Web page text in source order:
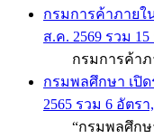
กรมการค้าภายใ
ส.ค. 2569 รวม 15
กรมการค้าภาย
กรมพลศึกษา เปิ
2565 รวม 6 อัตรา,
“กรมพลศึกษา “